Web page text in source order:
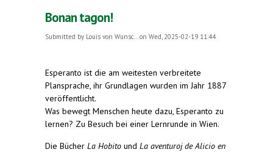
Bonan tagon!
Submitted by Louis von Wunsc... on Wed, 2025-02-19 11:44
Esperanto ist die am weitesten verbreitete
Plansprache, ihr Grundlagen wurden im Jahr 1887
veröffentlicht.
Was bewegt Menschen heute dazu, Esperanto zu
lernen? Zu Besuch bei einer Lernrunde in Wien.
Die Bücher La Hobito und La aventuroj de Alicio en